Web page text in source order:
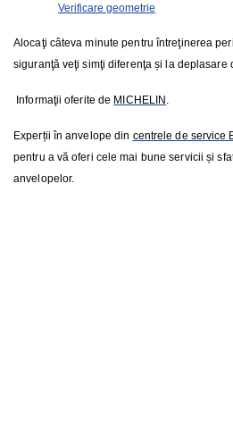
Verificare geometrie
Alocaţi câteva minute pentru întreţinerea
siguranţă veţi simţi diferenţa și la deplasare
Informaţii oferite de MICHELIN .
Experții în anvelope din centrele de service
pentru a vă oferi cele mai bune servicii și
anvelopelor.